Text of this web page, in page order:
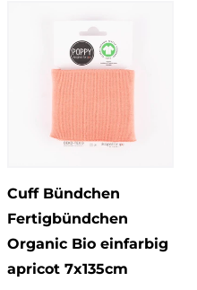
Cuff Bündchen
Fertigbündchen
Organic Bio einfarbig
apricot 7x135cm